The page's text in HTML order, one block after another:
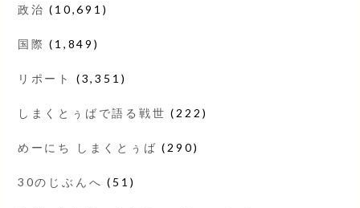
政治 (10,691)
国際 (1,849)
リポート (3,351)
しまくとぅばで語る戦世 (222)
めーにち しまくとぅば (290)
30のじぶんへ (51)